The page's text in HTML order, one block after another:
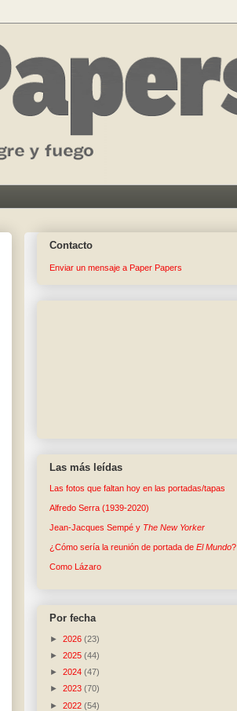
Contacto
Enviar un mensaje a Paper Papers
Las más leídas
Las fotos que faltan hoy en las portadas/tapas
Alfredo Serra (1939-2020)
Jean-Jacques Sempé y The New Yorker
¿Cómo sería la reunión de portada de El Mundo?
Como Lázaro
Por fecha
► 2026 (23)
► 2025 (44)
► 2024 (47)
► 2023 (70)
► 2022 (54)